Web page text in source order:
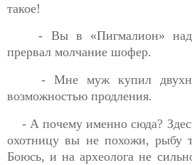
такое!
- Вы в «Пигмалион»
прервал молчание шофер.
- Мне муж купил
возможностью продления.
- А почему именно сюда?
охотницу вы не похожи, рыбу
Боюсь, и на археолога не